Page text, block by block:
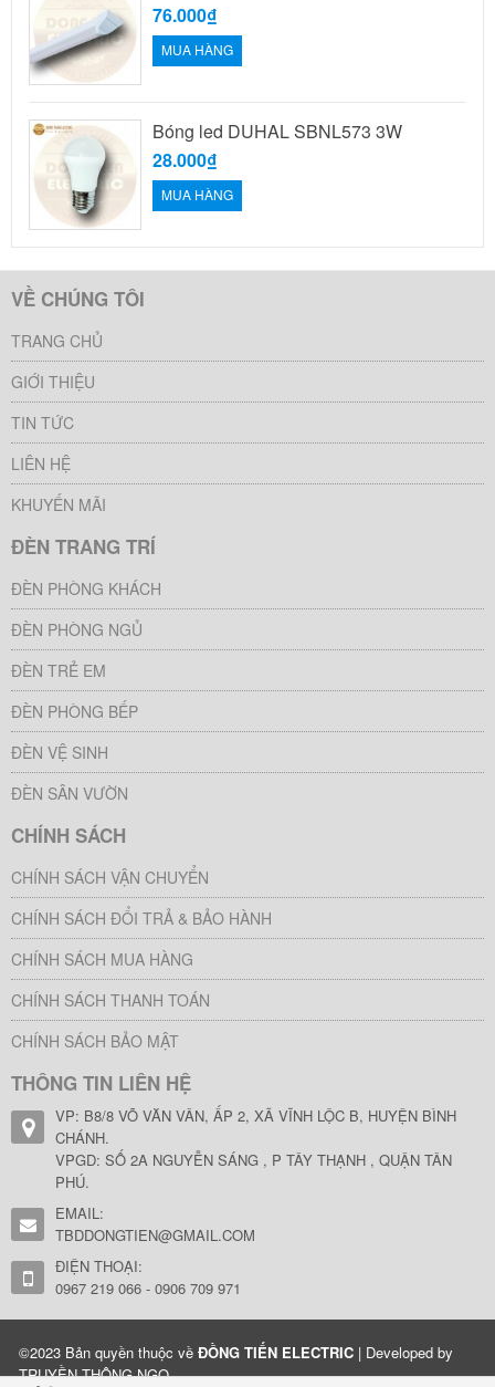
76.000₫
MUA HÀNG
Bóng led DUHAL SBNL573 3W
28.000₫
MUA HÀNG
VỀ CHÚNG TÔI
TRANG CHỦ
GIỚI THIỆU
TIN TỨC
LIÊN HỆ
KHUYẾN MÃI
ĐÈN TRANG TRÍ
ĐÈN PHÒNG KHÁCH
ĐÈN PHÒNG NGỦ
ĐÈN TRẺ EM
ĐÈN PHÒNG BẾP
ĐÈN VỆ SINH
ĐÈN SÂN VƯỜN
CHÍNH SÁCH
CHÍNH SÁCH VẬN CHUYỂN
CHÍNH SÁCH ĐỔI TRẢ & BẢO HÀNH
CHÍNH SÁCH MUA HÀNG
CHÍNH SÁCH THANH TOÁN
CHÍNH SÁCH BẢO MẬT
THÔNG TIN LIÊN HỆ
VP: B8/8 VÕ VĂN VÂN, ẤP 2, XÃ VĨNH LỘC B, HUYỆN BÌNH
CHÁNH.
VPGD: SỐ 2A NGUYỄN SÁNG , P TÂY THẠNH , QUẬN TÂN
PHÚ.
EMAIL:
TBDDONGTIEN@GMAIL.COM
ĐIỆN THOẠI:
0967 219 066 - 0906 709 971
©2023 Bản quyền thuộc về ĐỒNG TIẾN ELECTRIC | Developed by
TRUYỀN THÔNG NGỌ